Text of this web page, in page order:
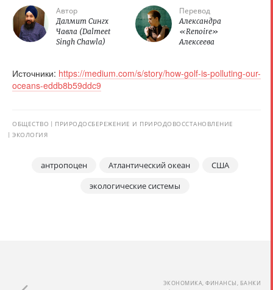
Автор
Далмит Сингх
Чавла (Dalmeet
Singh Chawla)
Перевод
Александра
«Renoire»
Алексеева
Источники: https://medium.com/s/story/how-golf-is-polluting-our-
oceans-eddb8b59ddc9
ОБЩЕСТВО
ПРИРОДОСБЕРЕЖЕНИЕ И ПРИРОДОВОССТАНОВЛЕНИЕ
ЭКОЛОГИЯ
антропоцен Атлантический океан
США
экологические системы
ЭКОНОМИКА, ФИНАНСЫ, БАНКИ